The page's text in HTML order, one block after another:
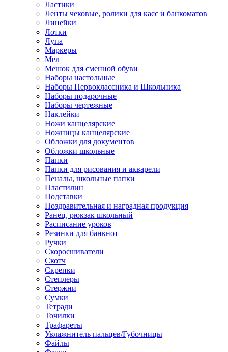
Ластики
Ленты чековые, ролики для касс и банкоматов
Линейки
Лотки
Лупа
Маркеры
Мел
Мешок для сменной обуви
Наборы настольные
Наборы Первоклассника и Школьника
Наборы подарочные
Наборы чертежные
Наклейки
Ножи канцелярские
Ножницы канцелярские
Обложки для документов
Обложки школьные
Папки
Папки для рисования и акварели
Пеналы, школьные папки
Пластилин
Подставки
Поздравительная и наградная продукция
Ранец, рюкзак школьный
Расписание уроков
Резинки для банкнот
Ручки
Скоросшиватели
Скотч
Скрепки
Степлеры
Стержни
Сумки
Тетради
Точилки
Трафареты
Увлажнитель пальцев/Губочницы
Файлы